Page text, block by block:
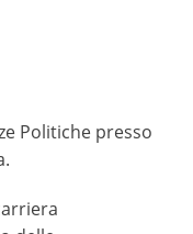
Politiche presso